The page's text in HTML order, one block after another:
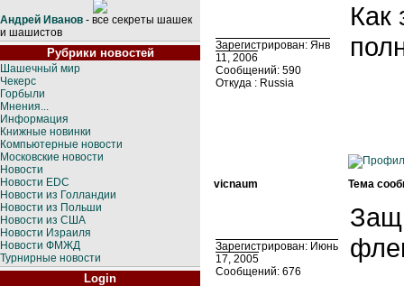
Андрей Иванов - все секреты шашек
и шашистов
Рубрики новостей
Шашечный мир
Чекерс
Горбыли
Мнения...
Информация
Книжные новинки
Компьютерные новости
Московские новости
Новости
Новости EDC
Новости из Голландии
Новости из Польши
Новости из США
Новости Израиля
Новости ФМЖД
Турнирные новости
Login
Зарегистрирован: Янв
11, 2006
Сообщений: 590
Откуда : Russia
Как
vicnaum Тема
Зарегистрирован: Июнь
17, 2005
Сообщений: 676